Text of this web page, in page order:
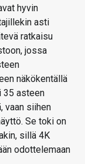
hyvin
asti
ratkaisu
jossa
näkökentällä
35 asteen
vaan siihen
Se toki on
sillä 4K
odottelemaan